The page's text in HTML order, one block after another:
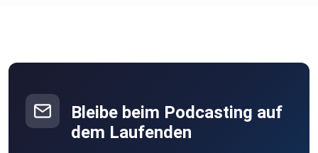
Bleibe beim Podcasting auf
dem Laufenden